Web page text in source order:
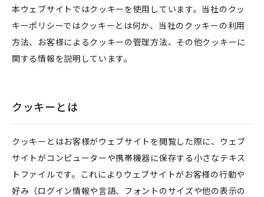
本ウェブサイトではクッキーを使用しています。当社のクッ
キーポリシーではクッキーとは何か、当社のクッキーの利用
方法、お客様によるクッキーの管理方法、その他クッキーに
関する情報を説明しています。
クッキーとは
クッキーとはお客様がウェブサイトを閲覧した際に、ウェブ
サイトがコンピューターや携帯機器に保存する小さなテキス
トファイルです。これによりウェブサイトがお客様の行動や
好み（ログイン情報や言語、フォントのサイズや他の表示の